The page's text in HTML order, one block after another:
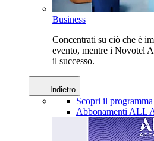
Business
Concentrati su ciò che è
evento, mentre i Novotel
il successo.
Indietro
Scopri il programma
Abbonamenti ALL